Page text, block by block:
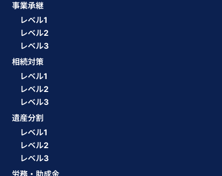
事業承継
レベル1
レベル2
レベル3
相続対策
レベル1
レベル2
レベル3
遺産分割
レベル1
レベル2
レベル3